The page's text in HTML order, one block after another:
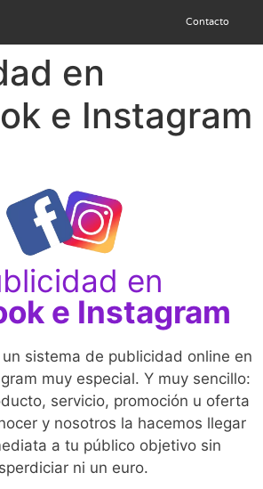
Contacto
en
e Instagram
en
e Instagram
sistema de publicidad online en
muy especial. Y muy sencillo:
servicio, promoción u oferta
y nosotros la hacemos llegar
a tu público objetivo sin
ni un euro.